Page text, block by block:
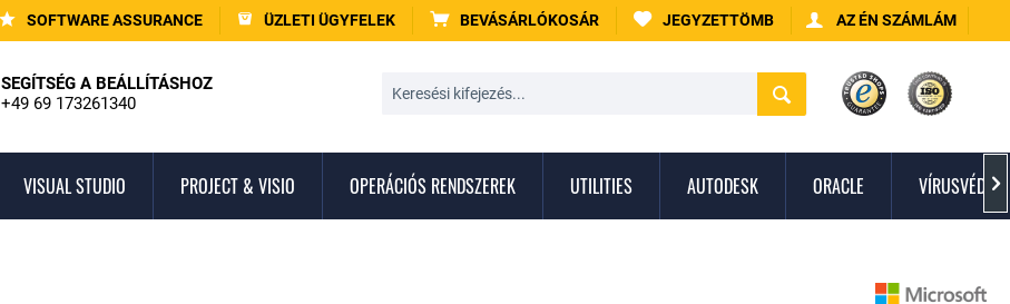
SOFTWARE ASSURANCE ÜZLETI ÜGYFELEK BEVÁSÁRLÓKOSÁR JEGYZETTÖMB AZ ÉN SZÁMLÁM
SEGÍTSÉG A BEÁLLÍTÁSHOZ
+49 69 173261340
VISUAL STUDIO PROJECT & VISIO OPERÁCIÓS RENDSZEREK UTILITIES AUTODESK ORACLE 